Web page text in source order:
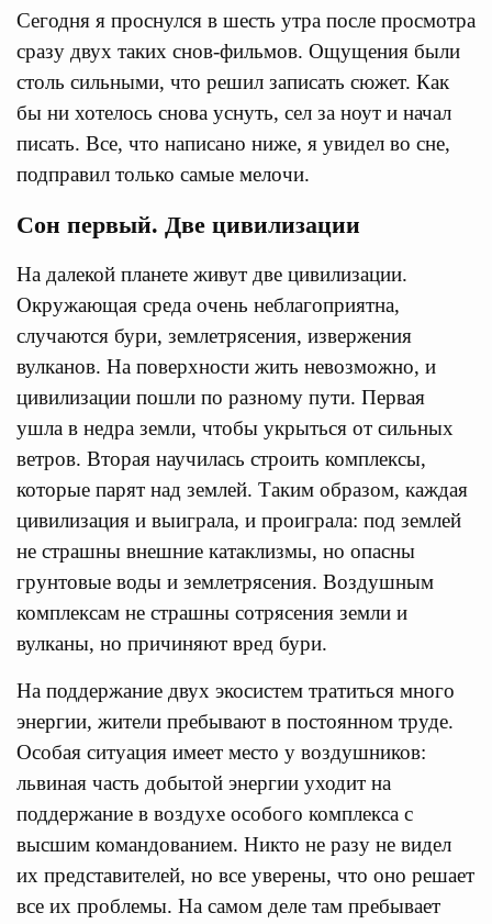
Сегодня я проснулся в шесть утра после просмотра
сразу двух таких снов-фильмов. Ощущения были
столь сильными, что решил записать сюжет. Как
бы ни хотелось снова уснуть, сел за ноут и начал
писать. Все, что написано ниже, я увидел во сне,
подправил только самые мелочи.
Сон первый. Две цивилизации
На далекой планете живут две цивилизации.
Окружающая среда очень неблагоприятна,
случаются бури, землетрясения, извержения
вулканов. На поверхности жить невозможно, и
цивилизации пошли по разному пути. Первая
ушла в недра земли, чтобы укрыться от сильных
ветров. Вторая научилась строить комплексы,
которые парят над землей. Таким образом, каждая
цивилизация и выиграла, и проиграла: под землей
не страшны внешние катаклизмы, но опасны
грунтовые воды и землетрясения. Воздушным
комплексам не страшны сотрясения земли и
вулканы, но причиняют вред бури.
На поддержание двух экосистем тратиться много
энергии, жители пребывают в постоянном труде.
Особая ситуация имеет место у воздушников:
львиная часть добытой энергии уходит на
поддержание в воздухе особого комплекса с
высшим командованием. Никто не разу не видел
их представителей, но все уверены, что оно решает
все их проблемы. На самом деле там пребывает